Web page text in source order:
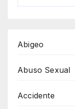
Abigeo
Abuso Sexual
Accidente